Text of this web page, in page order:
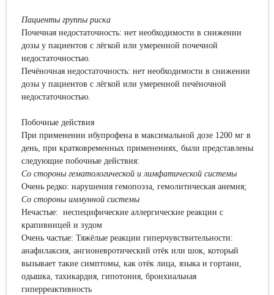
Пациенты группы риска
Почечная недостаточность: нет необходимости в снижении
дозы у пациентов с лёгкой или умеренной почечной
недостаточностью.
Печёночная недостаточность: нет необходимости в снижении
дозы у пациентов с лёгкой или умеренной печёночной
недостаточностью.
Побочные действия
При применении ибупрофена в максимальной дозе 1200 мг в
день, при кратковременных применениях, были представлены
следующие побочные действия:
Со стороны гематологической и лимфатической системы
Очень редко: нарушения гемопоэза, гемолитическая анемия;
Со стороны иммунной системы
Нечастые: неспецифические аллергические реакции с
крапивницей и зудом
Очень частые: Тяжёлые реакции гиперчувствительности:
анафилаксия, ангионевротический отёк или шок, который
вызывает такие симптомы, как отёк лица, языка и гортани,
одышка, тахикардия, гипотония, бронхиальная
гиперреактивность